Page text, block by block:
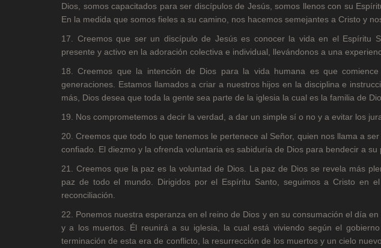
Dios, somos capacitados para ser discípulos de Jesús, somos llenos con su
En la medida que somos fieles a su camino, nos hacemos semejantes a Cristo y
17. Creemos que ser un discípulo de Jesús es conocer la vida en el Espíritu
presente y activo en la adoración colectiva e individual, llevándonos a una
18. Creemos que la intención de Dios para la vida humana es que
generaciones. Estamos llamados a criar a nuestros hijos en la disciplina e
más, Dios desea que toda la gente sea parte de la iglesia la cual es la familia de
19. Nos comprometemos a decir la verdad, a dar un simple sí o no y a evitar los
20. Creemos que todo lo que tenemos le pertenece al Señor, quien nos llama a
confiado. El diezmo y la ofrenda voluntaria es sabiduría de Dios para bendecir a su
21. Creemos que la paz es la voluntad de Dios. La paz de Dios se revela más
paz de todo el mundo. Dirigidos por el Espíritu Santo, seguimos a Cristo en
reconciliación.
22. Ponemos nuestra esperanza en el reino de Dios y en su consumación el día
y a los muertos. Él reunirá a su iglesia, la cual está viviendo según el
terminación de esta era de conflicto, la resurrección de los muertos y un cielo